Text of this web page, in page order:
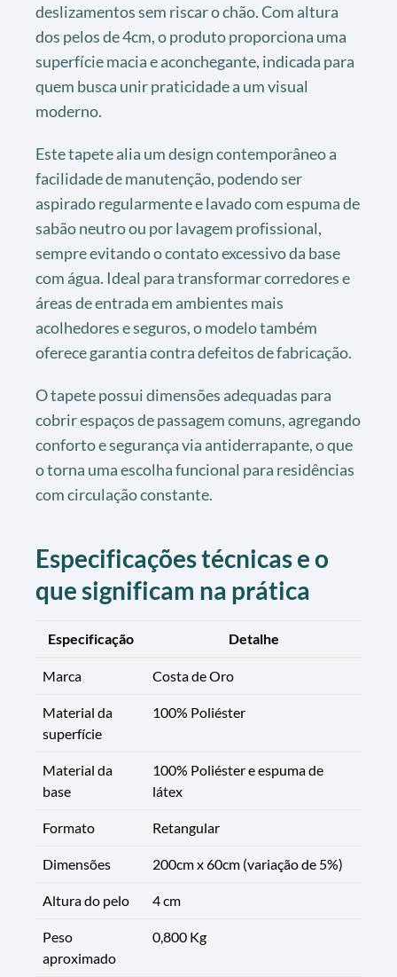
deslizamentos sem riscar o chão. Com altura
dos pelos de 4cm, o produto proporciona uma
superfície macia e aconchegante, indicada para
quem busca unir praticidade a um visual
moderno.
Este tapete alia um design contemporâneo a
facilidade de manutenção, podendo ser
aspirado regularmente e lavado com espuma de
sabão neutro ou por lavagem profissional,
sempre evitando o contato excessivo da base
com água. Ideal para transformar corredores e
áreas de entrada em ambientes mais
acolhedores e seguros, o modelo também
oferece garantia contra defeitos de fabricação.
O tapete possui dimensões adequadas para
cobrir espaços de passagem comuns, agregando
conforto e segurança via antiderrapante, o que
o torna uma escolha funcional para residências
com circulação constante.
Especificações técnicas e o
que significam na prática
Especificação Detalhe
Marca Costa de Oro
Material da
superfície
100% Poliéster
Material da
base
100% Poliéster e espuma de
látex
Formato Retangular
Dimensões 200cm x 60cm (variação de 5%)
Altura do pelo 4 cm
Peso
aproximado
0,800 Kg